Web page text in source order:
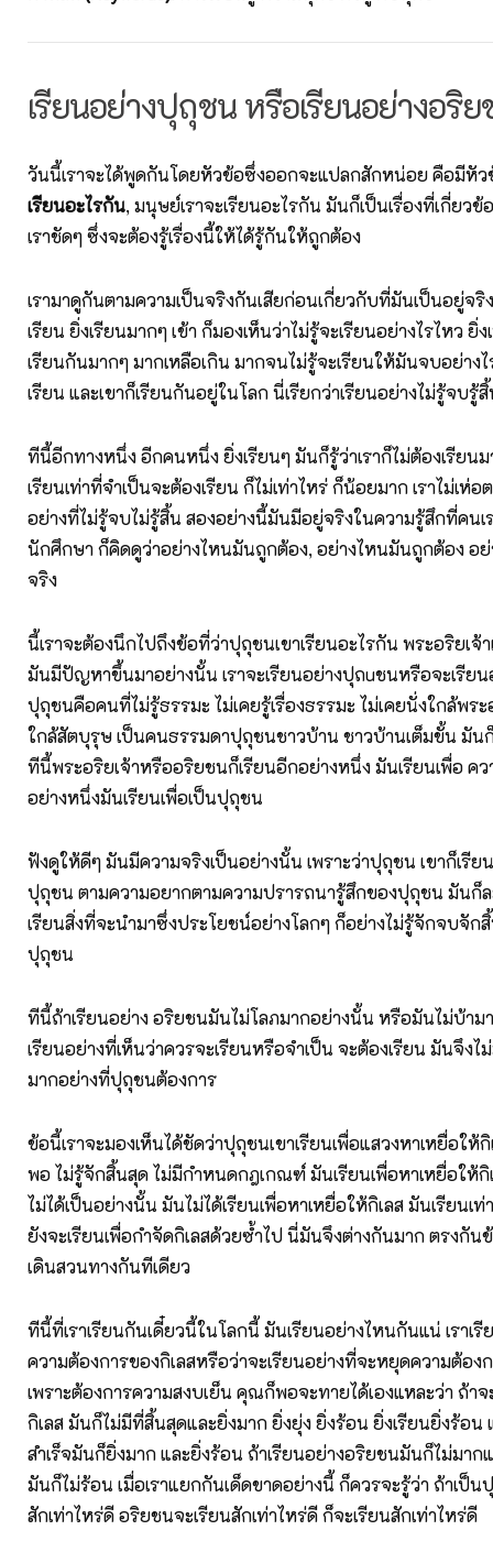
เรียนอย่างปุถุชน หรือเรียนอย่างอริ
วันนี้เราจะได้พูดกันโดยหัวข้อซึ่งออกจะแปลกสักหน่อย คือมีหัว
เรียนอะไรกัน, มนุษย์เราจะเรียนอะไรกัน มันก็เป็นเรื่องที่เกี่ยว
เราชัดๆ ซึ่งจะต้องรู้เรื่องนี้ให้ได้รู้กันให้ถูกต้อง
เรามาดูกันตามความเป็นจริงกันเสียก่อนเกี่ยวกับที่มันเป็นอยู่จริง
เรียน ยิ่งเรียนมากๆ เข้า ก็มองเห็นว่าไม่รู้จะเรียนอย่างไรไหว ยิ่ง
เรียนกันมากๆ มากเหลือเกิน มากจนไม่รู้จะเรียนให้มันจบอย่าง
เรียน และเขาก็เรียนกันอยู่ในโลก นี่เรียกว่าเรียนอย่างไม่รู้จบรู้
ทีนี้อีกทางหนึ่ง อีกคนหนึ่ง ยิ่งเรียนๆ มันก็รู้ว่าเราก็ไม่ต้องเรียน
เรียนเท่าที่จําเป็นจะต้องเรียน ก็ไม่เท่าไหร่ ก็น้อยมาก เราไม่เห่อ
อย่างที่ไม่รู้จบไม่รู้สิ้น สองอย่างนี้มันมีอยู่จริงในความรู้สึกที่คนเ
นักศึกษา ก็คิดดูว่าอย่างไหนมันถูกต้อง, อย่างไหนมันถูกต้อง อย่
จริง
นี้เราจะต้องนึกไปถึงข้อที่ว่าปุถุชนเขาเรียนอะไรกัน พระอริยเจ้า
มันมีปัญหาขึ้นมาอย่างนั้น เราจะเรียนอย่างปุถuชนหรือจะเรียน
ปุถุชนคือคนที่ไม่รู้ธรรมะ ไม่เคยรู้เรื่องธรรมะ ไม่เคยนั่งใกล้พระ
ใกล้สัตบุรุษ เป็นคนธรรมดาปุถุชนชาวบ้าน ชาวบ้านเต็มขั้น มัน
ทีนี้พระอริยเจ้าหรืออริยชนก็เรียนอีกอย่างหนึ่ง มันเรียนเพื่อ ค
อย่างหนึ่งมันเรียนเพื่อเป็นปุถุชน
ฟังดูให้ดีๆ มันมีความจริงเป็นอย่างนั้น เพราะว่าปุถุชน เขาก็เรีย
ปุถุชน ตามความอยากตามความปรารถนารู้สึกของปุถุชน มันก็
เรียนสิ่งที่จะนํามาซึ่งประโยชน์อย่างโลกๆ ก็อย่างไม่รู้จักจบจัก
ปุถุชน
ทีนี้ถ้าเรียนอย่าง อริยชนมันไม่โลภมากอย่างนั้น หรือมันไม่บ้า
เรียนอย่างที่เห็นว่าควรจะเรียนหรือจําเป็น จะต้องเรียน มันจึงไ
มากอย่างที่ปุถุชนต้องการ
ข้อนี้เราจะมองเห็นได้ชัดว่าปุถุชนเขาเรียนเพื่อแสวงหาเหยื่อให้
พอ ไม่รู้จักสิ้นสุด ไม่มีกําหนดกฎเกณฑ์ มันเรียนเพื่อหาเหยื่อให้
ไม่ได้เป็นอย่างนั้น มันไม่ได้เรียนเพื่อหาเหยื่อให้กิเลส มันเรียนเ
ยังจะเรียนเพื่อกําจัดกิเลสด้วยซํ้าไป นี่มันจึงต่างกันมาก ตรงกัน
เดินสวนทางกันทีเดียว
ทีนี้ที่เราเรียนกันเดี๋ยวนี้ในโลกนี้ มันเรียนอย่างไหนกันแน่ เราเ
ความต้องการของกิเลสหรือว่าจะเรียนอย่างที่จะหยุดความต้อง
เพราะต้องการความสงบเย็น คุณก็พอจะทายได้เองแหละว่า ถ้าจ
กิเลส มันก็ไม่มีที่สิ้นสุดและยิ่งมาก ยิ่งยุ่ง ยิ่งร้อน ยิ่งเรียนยิ่งร้อน
สําเร็จมันก็ยิ่งมาก และยิ่งร้อน ถ้าเรียนอย่างอริยชนมันก็ไม่มาก
มันก็ไม่ร้อน เมื่อเราแยกกันเด็ดขาดอย่างนี้ ก็ควรจะรู้ว่า ถ้าเป็น
สักเท่าไหร่ดี อริยชนจะเรียนสักเท่าไหร่ดี ก็จะเรียนสักเท่าไหร่ดี